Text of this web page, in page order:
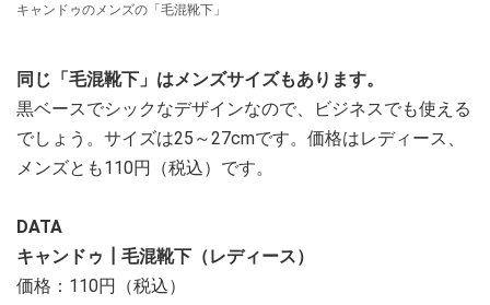
キャンドゥのメンズの「毛混靴下」
同じ「毛混靴下」はメンズサイズもあります。
黒ベースでシックなデザインなので、ビジネスでも使える
でしょう。サイズは25～27cmです。価格はレディース、
メンズとも110円（税込）です。
DATA
キャンドゥ┃毛混靴下（レディース）
価格：110円（税込）